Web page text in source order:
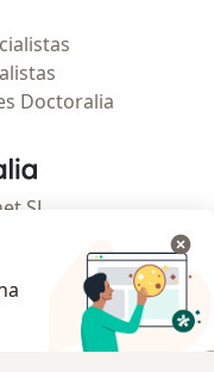
Doctoralia
- Página de inicio
SL